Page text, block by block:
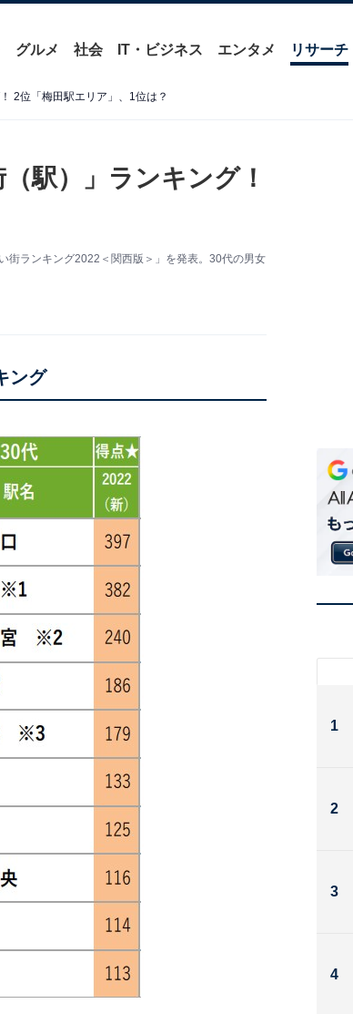
グルメ 社会 IT・ビジネス エンタメ リサーチ
2位「梅田駅エリア」、1位は？
駅）」ランキング！
街ランキング2022＜関西版＞」を発表。30代の男女
ング
1
2
3
4